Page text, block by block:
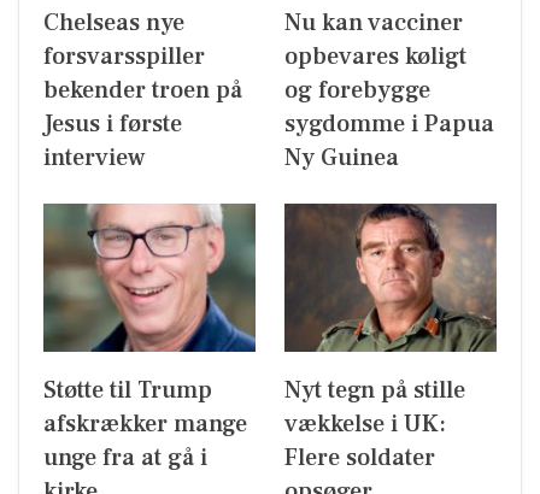
Chelseas nye
forsvarsspiller
bekender troen på
Jesus i første
interview
Nu kan vacciner
opbevares køligt
og forebygge
sygdomme i Papua
Ny Guinea
Støtte til Trump
afskrækker mange
unge fra at gå i
Nyt tegn på stille
vækkelse i UK:
Flere soldater